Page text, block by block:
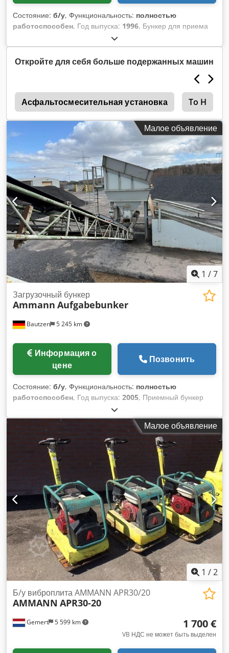
Состояние: б/у, Функциональность: полностью
работоспособен, Год выпуска: 1996, Бункер для приема
отходов, б/у. – Транспортер для выгрузки. – Конвейер.
Cedpozq S Avjfx Afherf
Откройте для себя больше подержанных машин
Асфальтосмесительная установка To H
Малое объявление
1 /7
Bautzen 5 245 km
Загрузочный бункер
Ammann Aufgabebunker
цене
Позвонить
Состояние: б/у, Функциональность: полностью
работоспособен, Год выпуска: 2005, Приемный бункер
Решетчатое дно Выгрузочный конвейер Codpfx Afszq
Szrjhorf Транспортерная лента длиной 12 м с шириной
ленты 650 мм.
Малое объявление
1 /2
Gemert 5 599 km
Б/у виброплита AMMANN APR30/20
AMMANN APR30-20
1 700 €
VB НДС не может быть выделен